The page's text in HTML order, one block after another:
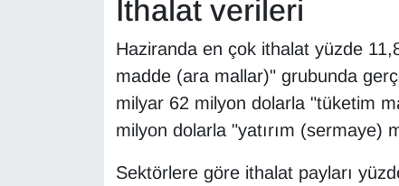
İthalat verileri
Haziranda en çok ithalat yüzde
madde (ara mallar)" grubunda
milyar 62 milyon dolarla "tüketim
milyon dolarla "yatırım (sermaye)
Sektörlere göre ithalat payları